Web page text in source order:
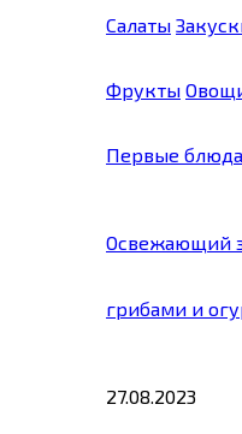
Салаты
Фрукты
Первые блюда
Освежающий
грибами и
27.08.2023